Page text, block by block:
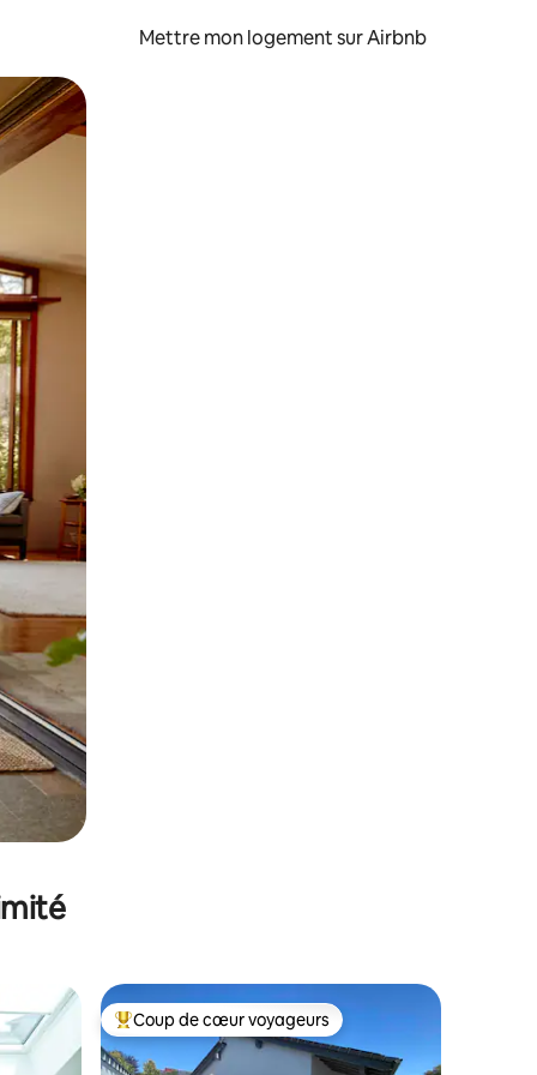
Mettre mon logement sur Airbnb
glisser.
Coups de cœur voyageurs les plus appréciés
Coup de cœur voyageurs